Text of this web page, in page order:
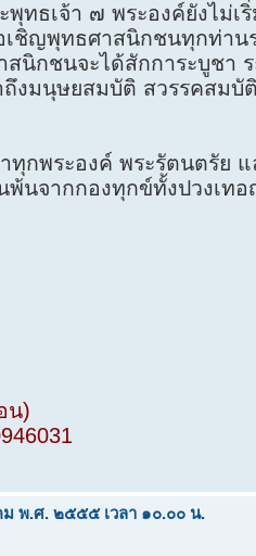
ทธเจ้า ๗ พระองค์ยังไม่เริ่
เชิญพุทธศาสนิกชนทุกท่าน
นิกชนจะได้สักการะบูชา
งมนุษยสมบัติ สวรรคสมบั
ทุกพระองค์ พระรัตนตรัย
พ้นจากกองทุกข์ทั้งปวงเท
น)
พ.ศ. ๒๕๕๕ เวลา ๑๐.๐๐ น.